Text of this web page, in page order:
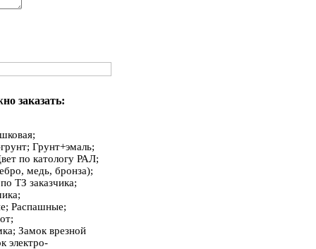
заказать:
Грунт+эмаль;
по катологу РАЛ;
медь, бронза);
ТЗ заказчика;
Распашные;
Замок врезной
электро-